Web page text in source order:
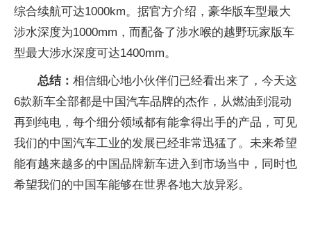
综合续航可达1000km。据官方介绍，豪华版车型最大
涉水深度为1000mm，而配备了涉水喉的越野玩家版车
型最大涉水深度可达1400mm。
总结： 相信细心地小伙伴们已经看出来了，今天这
6款新车全部都是中国汽车品牌的杰作，从燃油到混动
再到纯电，每个细分领域都有能拿得出手的产品，可见
我们的中国汽车工业的发展已经非常迅猛了。未来希望
能有越来越多的中国品牌新车进入到市场当中，同时也
希望我们的中国车能够在世界各地大放异彩。